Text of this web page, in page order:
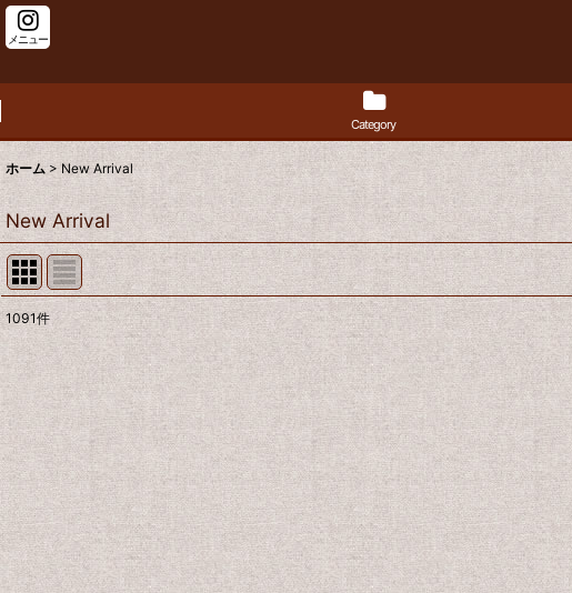
メニュー
Category
ホーム > New Arrival
New Arrival
表示数:
並び順:
1091件